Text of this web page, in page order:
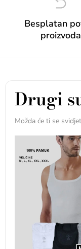
Besplatan
proizvoda
Drugi
Možda će ti se